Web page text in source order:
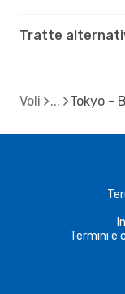
Tratte
Voli Tokyo -
Termini e